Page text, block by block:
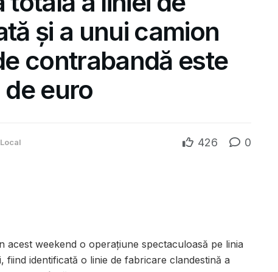
și a unui camion
contrabandă este
euro
Local 426 0
acest weekend o operațiune spectaculoasă pe linia
fiind identificată o linie de fabricare clandestină a